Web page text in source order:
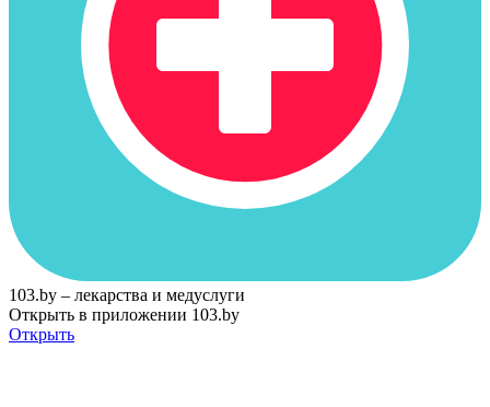
103.by – лекарства и медуслуги
Открыть в приложении 103.by
Открыть